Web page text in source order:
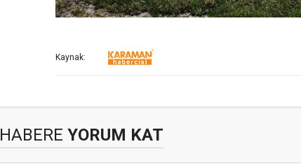
Kaynak:
HABERE YORUM KAT